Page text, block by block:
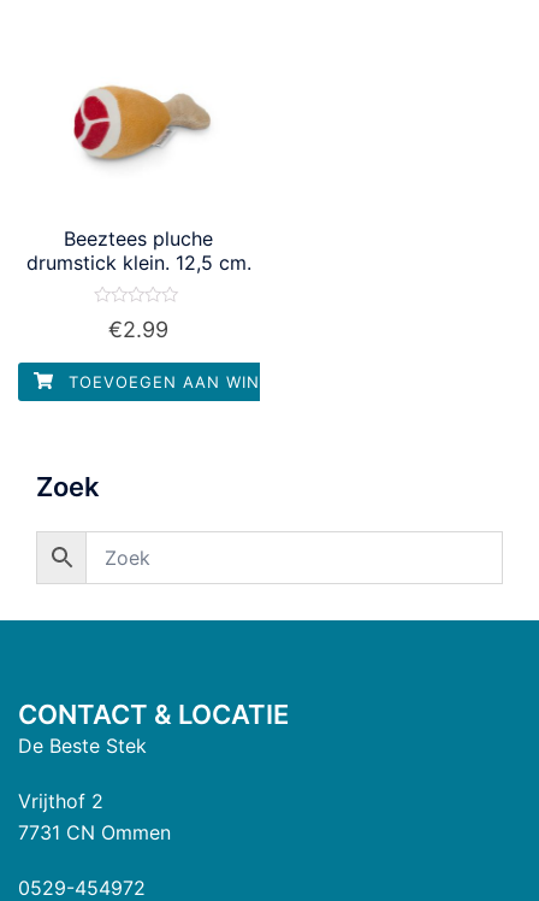
Beeztees pluche
drumstick klein. 12,5 cm.
Waardering
5
€2.99
TOEVOEGEN AAN WINKELWAGEN
Zoek
CONTACT & LOCATIE
De Beste Stek
Vrijthof 2
7731 CN Ommen
0529-454972